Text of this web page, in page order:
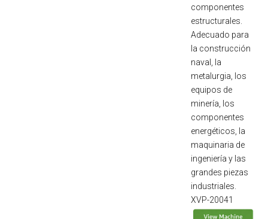
componentes
estructurales.
Adecuado para
la construcción
naval, la
metalurgia, los
equipos de
minería, los
componentes
energéticos, la
maquinaria de
ingeniería y las
grandes piezas
industriales.
XVP-20041